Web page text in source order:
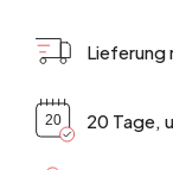
Lieferung
20 Tage,